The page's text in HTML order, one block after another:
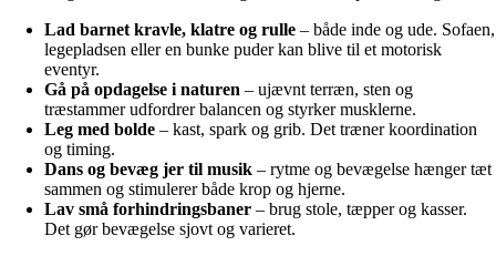
Lad barnet kravle, klatre og rulle – både inde og ude. Sofaen,
legepladsen eller en bunke puder kan blive til et motorisk
eventyr.
Gå på opdagelse i naturen – ujævnt terræn, sten og
træstammer udfordrer balancen og styrker musklerne.
Leg med bolde – kast, spark og grib. Det træner koordination
og timing.
Dans og bevæg jer til musik – rytme og bevægelse hænger tæt
sammen og stimulerer både krop og hjerne.
Lav små forhindringsbaner – brug stole, tæpper og kasser.
Det gør bevægelse sjovt og varieret.